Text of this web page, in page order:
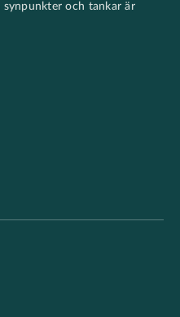
och tankar är